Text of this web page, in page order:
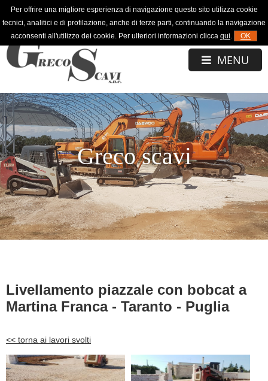
Per offrire una migliore esperienza di navigazione questo sito utilizza cookie
tecnici, analitici e di profilazione, anche di terze parti, continuando la navigazione
acconsenti all'utilizzo dei cookie. Per ulteriori informazioni clicca qui. OK
334 7339903
MENU
Greco scavi
Livellamento piazzale con bobcat a
Martina Franca - Taranto - Puglia
<< torna ai lavori svolti